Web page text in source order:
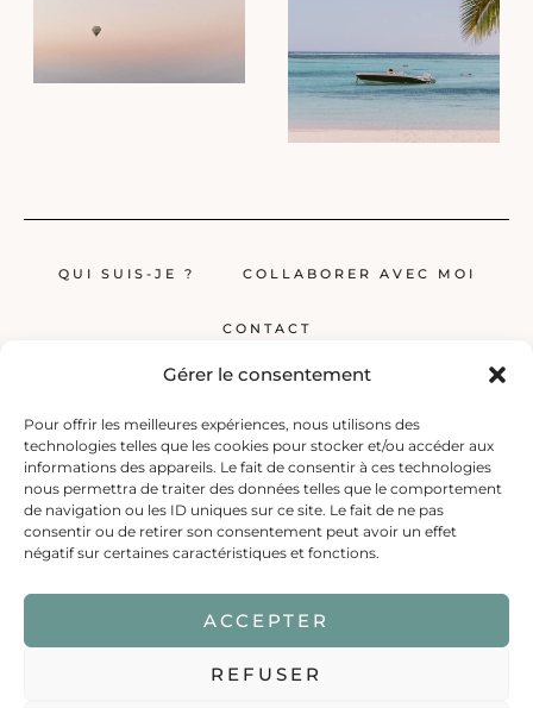
Gérer le consentement
Pour offrir les meilleures expériences, nous utilisons des
technologies telles que les cookies pour stocker et/ou accéder aux
informations des appareils. Le fait de consentir à ces technologies
nous permettra de traiter des données telles que le comportement
de navigation ou les ID uniques sur ce site. Le fait de ne pas
consentir ou de retirer son consentement peut avoir un effet
négatif sur certaines caractéristiques et fonctions.
ACCEPTER
REFUSER
QUI SUIS-JE ? COLLABORER AVEC MOI
CONTACT
Globerêveur, le blog pour les passionnés de voyage, propose des récits
inspirants, des guides et des conseils pratiques pour planifier vos
prochaines escapades, qu’elles soient lointaines ou à deux pas de chez